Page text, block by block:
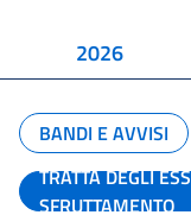
2026
BANDI E AVVISI
TRATTA DEGLI
SFRUTTAMENTO